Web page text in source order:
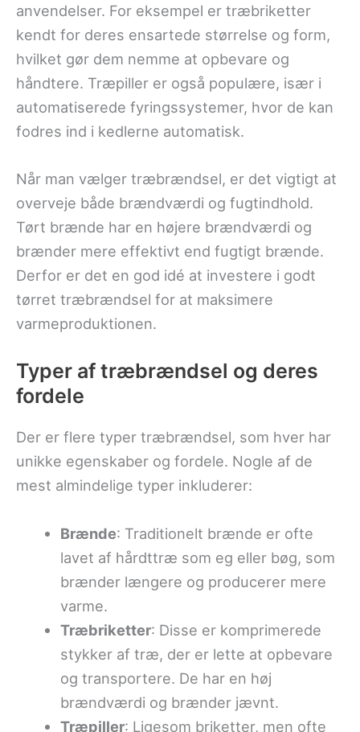
anvendelser. For eksempel er træbriketter
kendt for deres ensartede størrelse og form,
hvilket gør dem nemme at opbevare og
håndtere. Træpiller er også populære, især i
automatiserede fyringssystemer, hvor de kan
fodres ind i kedlerne automatisk.
Når man vælger træbrændsel, er det vigtigt at
overveje både brændværdi og fugtindhold.
Tørt brænde har en højere brændværdi og
brænder mere effektivt end fugtigt brænde.
Derfor er det en god idé at investere i godt
tørret træbrændsel for at maksimere
varmeproduktionen.
Typer af træbrændsel og deres
fordele
Der er flere typer træbrændsel, som hver har
unikke egenskaber og fordele. Nogle af de
mest almindelige typer inkluderer:
Brænde: Traditionelt brænde er ofte
lavet af hårdttræ som eg eller bøg, som
brænder længere og producerer mere
varme.
Træbriketter: Disse er komprimerede
stykker af træ, der er lette at opbevare
og transportere. De har en høj
brændværdi og brænder jævnt.
Træpiller: Ligesom briketter, men ofte